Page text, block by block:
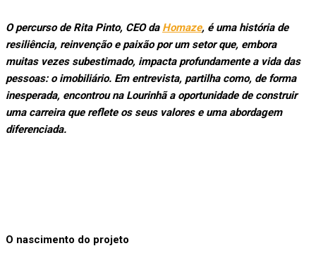
O percurso de Rita Pinto, CEO da Homaze, é uma história de
resiliência, reinvenção e paixão por um setor que, embora
muitas vezes subestimado, impacta profundamente a vida das
pessoas: o imobiliário. Em entrevista, partilha como, de forma
inesperada, encontrou na Lourinhã a oportunidade de construir
uma carreira que reflete os seus valores e uma abordagem
diferenciada.
O nascimento do projeto